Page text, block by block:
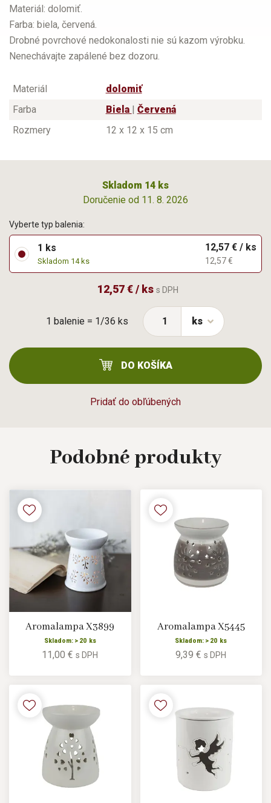
Materiál: dolomiť.
Farba: biela, červená.
Drobné povrchové nedokonalosti nie sú kazom výrobku.
Nenechávajte zapálené bez dozoru.
Materiál
dolomiť
Farba
Biela
Červená
Rozmery
12 x 12 x 15 cm
Skladom 14 ks
Doručenie od 11. 8. 2026
1 balenie = 1/36 ks
Pridať do obľúbených
Vyberte typ balenia:
1 ks
Skladom 14 ks
12,57 € / ks
12,57 €
12,57 € / ks s DPH
ks
DO KOŠÍKA
Podobné produkty
Aromalampa X3899
Skladom: > 20 ks
11,00 €s DPH
Aromalampa X5445
Skladom: > 20 ks
9,39 €s DPH